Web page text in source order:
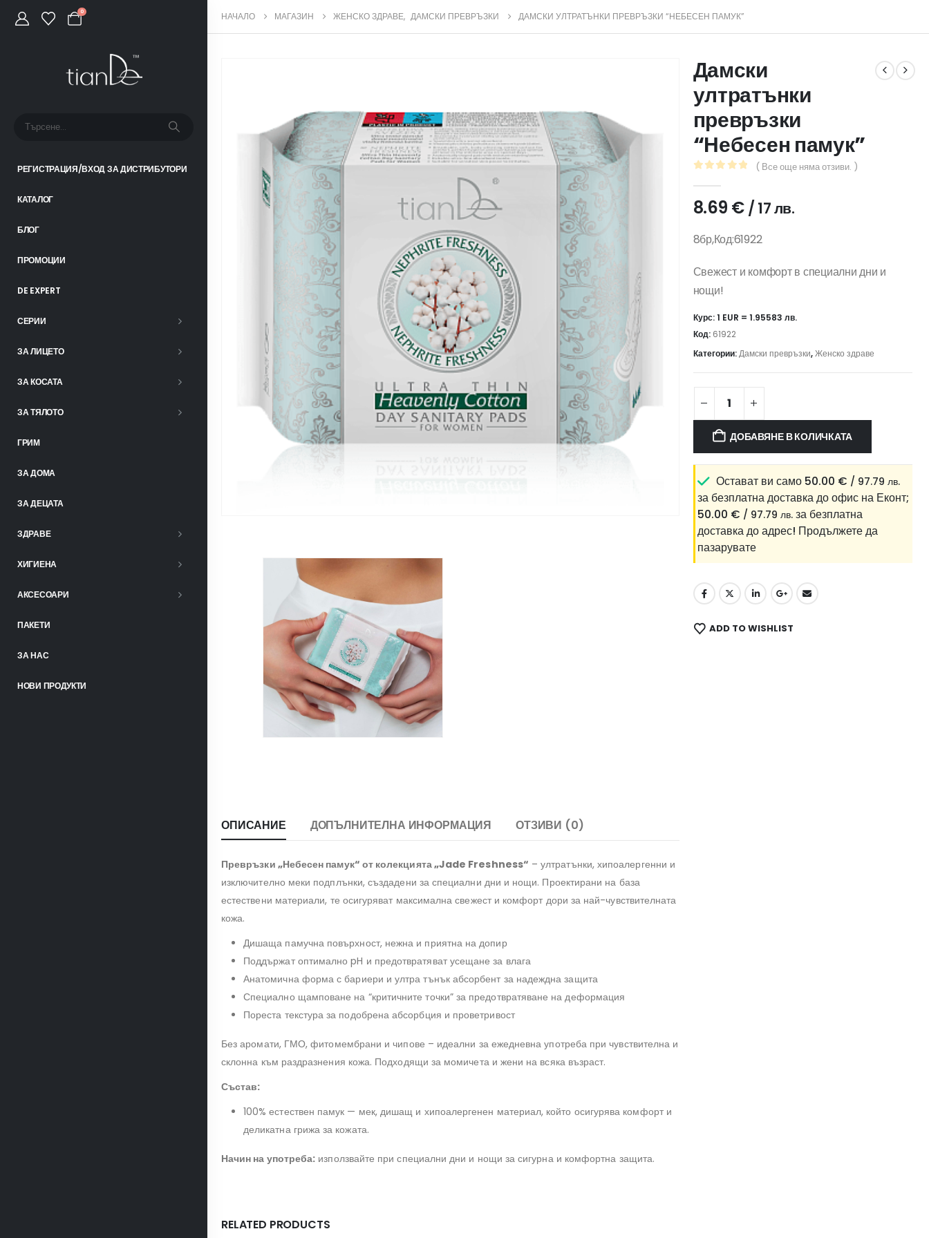
0
РЕГИСТРАЦИЯ/ВХОД ЗА ДИСТРИБУТОРИ
КАТАЛОГ
БЛОГ
ПРОМОЦИИ
DE EXPERT
СЕРИИ
ЗА ЛИЦЕТО
ЗА КОСАТА
ЗА ТЯЛОТО
ГРИМ
ЗА ДОМА
ЗА ДЕЦАТА
ЗДРАВЕ
ХИГИЕНА
АКСЕСОАРИ
ПАКЕТИ
ЗА НАС
НОВИ ПРОДУКТИ
НАЧАЛО МАГАЗИН ЖЕНСКО ЗДРАВЕ, ДАМСКИ ПРЕВРЪЗКИ ДАМСКИ УЛТРАТЪНКИ ПРЕВРЪЗКИ “НЕБЕСЕН ПАМУК”
ОПИСАНИЕ ДОПЪЛНИТЕЛНА ИНФОРМАЦИЯ ОТЗИВИ (0)
Превръзки „Небесен памук“ от колекцията „Jade Freshness“ – ултратънки, хипоалергенни и
изключително меки подплънки, създадени за специални дни и нощи. Проектирани на база
естествени материали, те осигуряват максимална свежест и комфорт дори за най-чувствителната
кожа.
Дишаща памучна повърхност, нежна и приятна на допир
Поддържат оптимално pH и предотвратяват усещане за влага
Анатомична форма с бариери и ултра тънък абсорбент за надеждна защита
Специално щамповане на “критичните точки” за предотвратяване на деформация
Пореста текстура за подобрена абсорбция и проветривост
Без аромати, ГМО, фитомембрани и чипове – идеални за ежедневна употреба при чувствителна и
склонна към раздразнения кожа. Подходящи за момичета и жени на всяка възраст.
Състав:
100% естествен памук — мек, дишащ и хипоалергенен материал, който осигурява комфорт и
деликатна грижа за кожата.
Начин на употреба: използвайте при специални дни и нощи за сигурна и комфортна защита.
RELATED PRODUCTS
Дамски
ултратънки
превръзки
“Небесен памук”
( Все още няма отзиви. )
8.69 € / 17 лв.
8бр,Код:61922
Свежест и комфорт в специални дни и
нощи!
Курс: 1 EUR = 1.95583 лв.
Код: 61922
Категории:Дамски превръзки,Женско здраве
ДОБАВЯНЕ В КОЛИЧКАТА
Остават ви само 50.00 € / 97.79 лв.
за безплатна доставка до офис на Еконт;
50.00 € / 97.79 лв. за безплатна
доставка до адрес! Продължете да
пазарувате
ADD TO WISHLIST